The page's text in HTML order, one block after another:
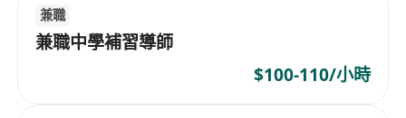
兼職
兼職中學補習導師
$100-110/小時